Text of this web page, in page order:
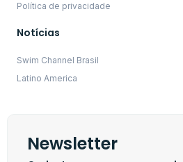
Política de privacidade
Notícias
Swim Channel Brasil
Latino America
Newsletter